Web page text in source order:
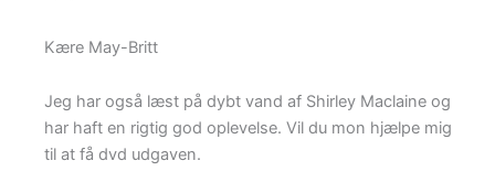
Kære May-Britt
Jeg har også læst på dybt vand af Shirley Maclaine og
har haft en rigtig god oplevelse. Vil du mon hjælpe mig
til at få dvd udgaven.